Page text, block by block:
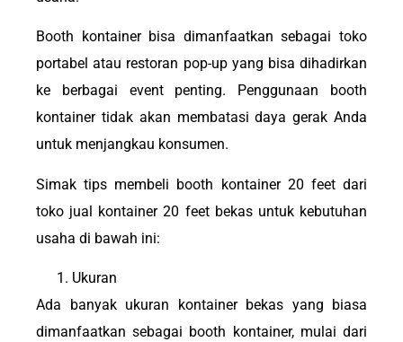
Booth kontainer bisa dimanfaatkan sebagai toko
portabel atau restoran pop-up yang bisa dihadirkan
ke berbagai event penting. Penggunaan booth
kontainer tidak akan membatasi daya gerak Anda
untuk menjangkau konsumen.
Simak tips membeli booth kontainer 20 feet dari
toko jual kontainer 20 feet bekas untuk kebutuhan
usaha di bawah ini:
Ukuran
Ada banyak ukuran kontainer bekas yang biasa
dimanfaatkan sebagai booth kontainer, mulai dari